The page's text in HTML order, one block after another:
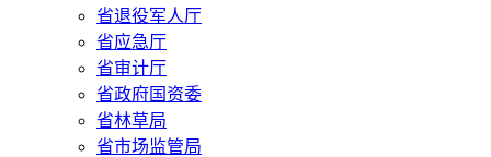
省退役军人厅
省应急厅
省审计厅
省政府国资委
省林草局
省市场监管局